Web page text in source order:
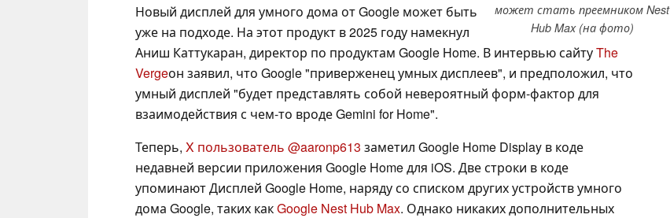
может стать преемником Nest
Hub Max (на фото)
Новый дисплей для умного дома от Google может быть
уже на подходе. На этот продукт в 2025 году намекнул
Аниш Каттукаран, директор по продуктам Google Home. В интервью сайтуThe
Vergeон заявил, что Google "приверженец умных дисплеев", и предположил, что
умный дисплей "будет представлять собой невероятный форм-фактор для
взаимодействия с чем-то вроде Gemini for Home".
Теперь, X пользователь @aaronp613 заметил Google Home Display в коде
недавней версии приложения Google Home для iOS. Две строки в коде
упоминают Дисплей Google Home, наряду со списком других устройств умного
дома Google, таких какGoogle Nest Hub Max. Однако никаких дополнительных